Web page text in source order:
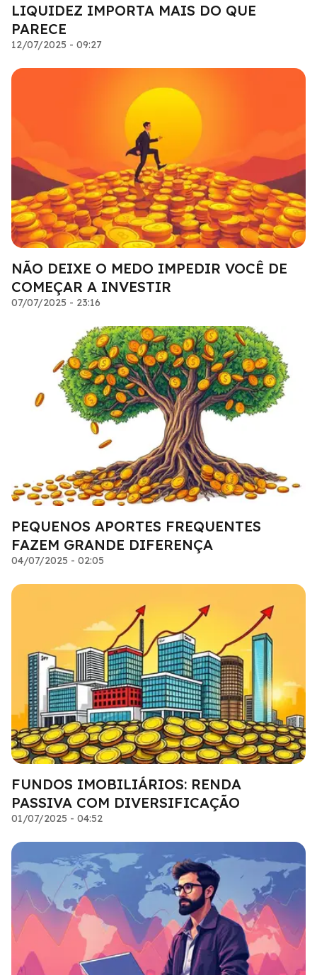
LIQUIDEZ IMPORTA MAIS DO QUE
PARECE
12/07/2025 - 09:27
NÃO DEIXE O MEDO IMPEDIR VOCÊ DE
COMEÇAR A INVESTIR
07/07/2025 - 23:16
PEQUENOS APORTES FREQUENTES
FAZEM GRANDE DIFERENÇA
04/07/2025 - 02:05
FUNDOS IMOBILIÁRIOS: RENDA
PASSIVA COM DIVERSIFICAÇÃO
01/07/2025 - 04:52